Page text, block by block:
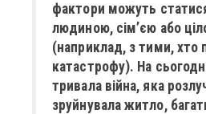
фактори можуть
людиною, сім’єю або
(наприклад, з тими, хто
катастрофу). На
тривала війна, яка
зруйнувала житло,